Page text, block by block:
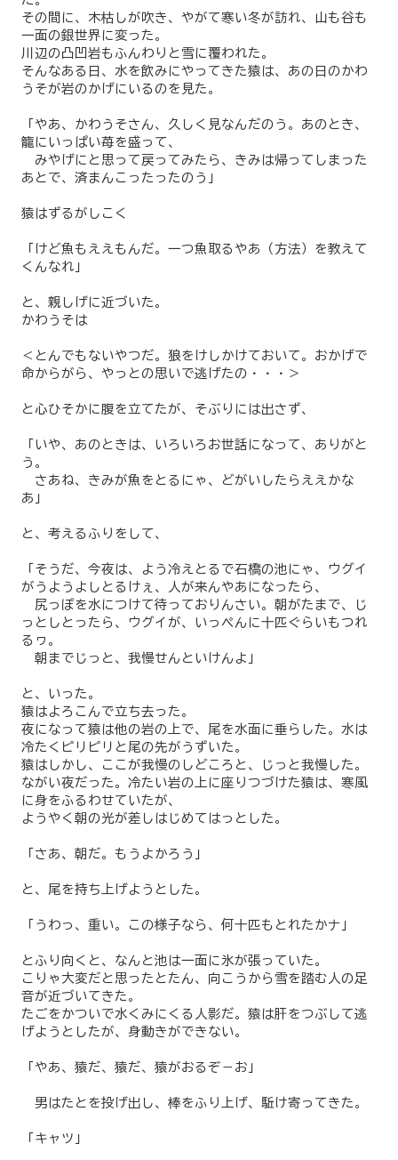
その間に、木枯しが吹き、やがて寒い冬が訪れ、山も谷も
一面の銀世界に変った。
川辺の凸凹岩もふんわりと雪に覆われた。
そんなある日、水を飲みにやってきた猿は、あの日のかわ
うそが岩のかげにいるのを見た。
「やあ、かわうそさん、久しく見なんだのう。あのとき、
籠にいっぱい苺を盛って、
みやげにと思って戻ってみたら、きみは帰ってしまった
あとで、済まんこったったのう」
猿はずるがしこく
「けど魚もええもんだ。一つ魚取るやあ（方法）を教えて
くんなれ」
と、親しげに近づいた。
かわうそは
＜とんでもないやつだ。狼をけしかけておいて。おかげで
命からがら、やっとの思いで逃げたの・・・＞
と心ひそかに腹を立てたが、そぶりには出さず、
「いや、あのときは、いろいろお世話になって、ありがと
う。
さあね、きみが魚をとるにゃ、どがいしたらええかな
あ」
と、考えるふりをして、
「そうだ、今夜は、よう冷えとるで石橋の池にゃ、ウグイ
がうようよしとるけぇ、人が来んやあになったら、
尻っぽを水につけて待っておりんさい。朝がたまで、じ
っとしとったら、ウグイが、いっペんに十匹ぐらいもつれ
るヮ。
朝までじっと、我慢せんといけんよ」
と、いった。
猿はよろこんで立ち去った。
夜になって猿は他の岩の上で、尾を水面に垂らした。水は
冷たくピリピリと尾の先がうずいた。
猿はしかし、ここが我慢のしどころと、じっと我慢した。
ながい夜だった。冷たい岩の上に座りつづけた猿は、寒風
に身をふるわせていたが、
ようやく朝の光が差しはじめてはっとした。
「さあ、朝だ。もうよかろう」
と、尾を持ち上げようとした。
「うわっ、重い。この様子なら、何十匹もとれたかナ」
とふり向くと、なんと池は一面に氷が張っていた。
こりゃ大変だと思ったとたん、向こうから雪を踏む人の足
音が近づいてきた。
たごをかついで水くみにくる人影だ。猿は肝をつぶして逃
げようとしたが、身動きができない。
「やあ、猿だ、猿だ、猿がおるぞ－お」
男はたとを投げ出し、棒をふり上げ、駈け寄ってきた。
「キャツ」